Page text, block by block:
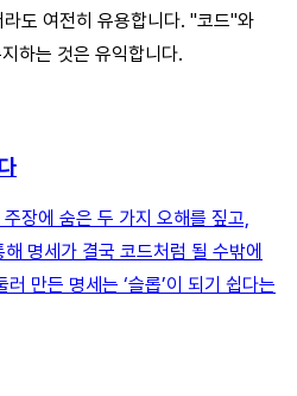
도 여전히 유용합니다. "코드"와
하는 것은 유익합니다.
장에 숨은 두 가지 오해를 짚고,
명세가 결국 코드처럼 될 수밖에
만든 명세는 ‘슬롭’이 되기 쉽다는